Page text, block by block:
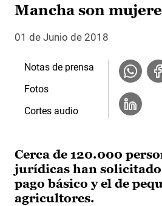
Mancha son
01 de Junio de 2018
Cerca de 120.000
jurídicas han
pago básico y el de
agricultores.
Notas de prensa
Fotos
Cortes audio